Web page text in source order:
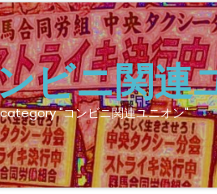
ビニ関連
"コンビニ関連ユニオン"